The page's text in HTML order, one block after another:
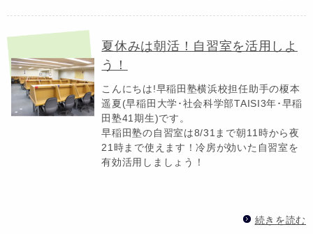
夏休みは朝活！自習室を活用しよ
う！
こんにちは!早稲田塾横浜校担任助手の榎本
遥夏(早稲田大学･社会科学部TAISI3年･早稲
田塾41期生)です。
早稲田塾の自習室は8/31まで朝11時から夜
21時まで使えます！冷房が効いた自習室を
有効活用しましょう！
続きを読む